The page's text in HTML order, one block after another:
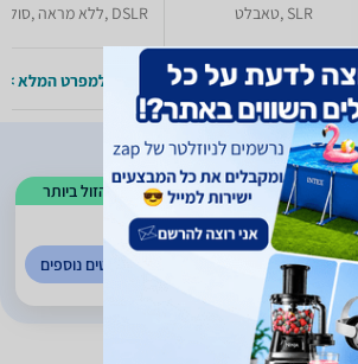
SLR ,טאבלט
למפרט המלא >> למפרט המלא
הזול ביותר
3
(
472
)
לפרטים נוספים